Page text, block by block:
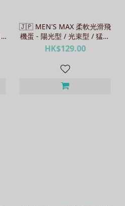
🇯🇵 MEN'S MAX 柔軟光滑飛
機蛋 - 陽光型 / 光束型 / 猛擊
型
HK$129.00